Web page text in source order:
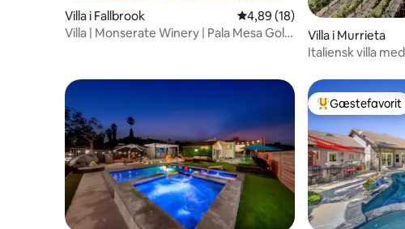
Villa i Fallbrook 4,89 ud af 5 i gennemsnitlig
4,89 (18)
Villa | Monserate Winery | Pala Mesa Golf |
Villa i Murrieta
Italiensk villa
Bedste
Gæstefavorit